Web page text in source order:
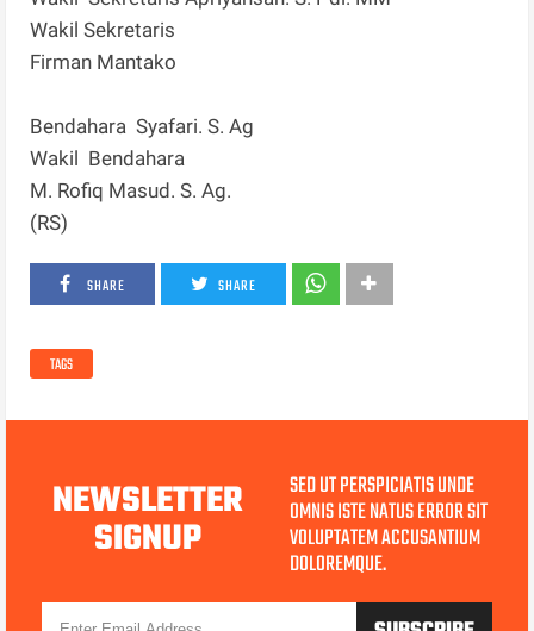
Wakil Sekretaris
Firman Mantako
Bendahara Syafari. S. Ag
Wakil Bendahara
M. Rofiq Masud. S. Ag.
(RS)
SHARE SHARE
TAGS
NEWSLETTER
SIGNUP
SED UT PERSPICIATIS UNDE
OMNIS ISTE NATUS ERROR SIT
VOLUPTATEM ACCUSANTIUM
DOLOREMQUE.